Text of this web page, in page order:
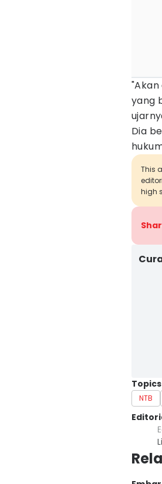
yang
Dia
This
high
Topics
NTB